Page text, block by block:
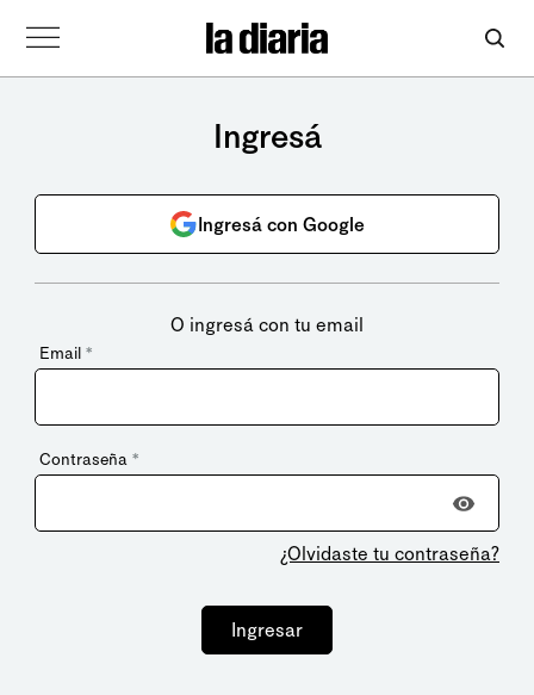
Ingresá
Ingresá con Google
O ingresá con tu email
Email *
Contraseña *
¿Olvidaste tu contraseña?
Ingresar